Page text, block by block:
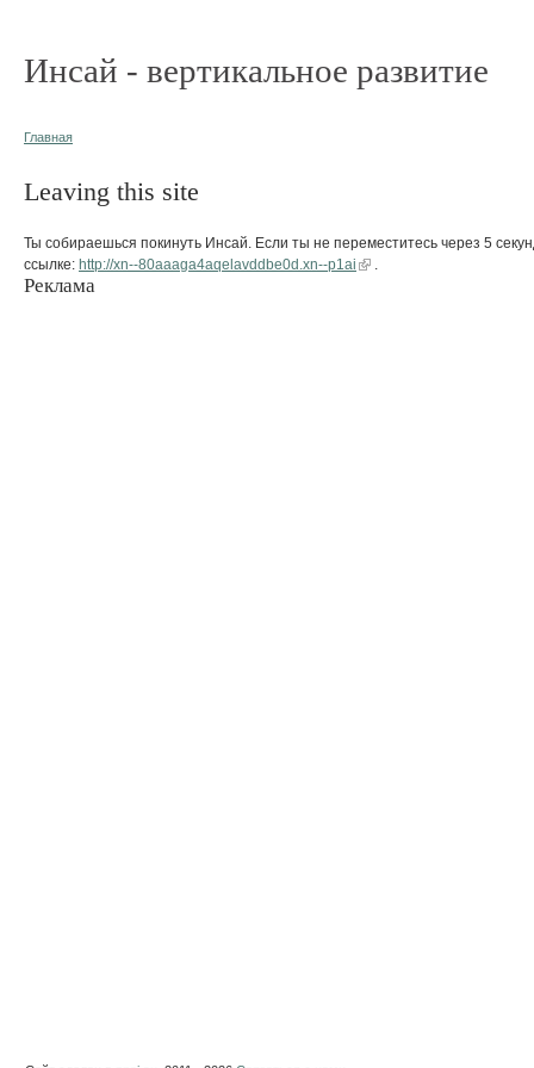
Инсай - вертикальное развитие
Главная
Leaving this site
Ты собираешься покинуть Инсай. Если ты не переместитесь через 5
ссылке: http://xn--80aaaga4aqelavddbe0d.xn--p1ai
Реклама